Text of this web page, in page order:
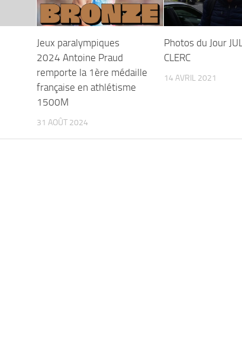
Jeux paralympiques
2024 Antoine Praud
remporte la 1ère médaille
française en athlétisme
1500M
31 AOÛT 2024
Photos du Jour
CLERC
14 AVRIL 2021